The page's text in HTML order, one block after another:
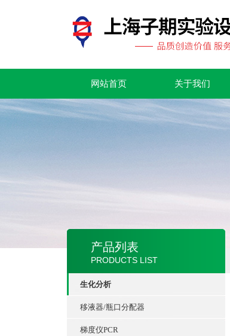
网站首页 关于我们
产品列表
PRODUCTS LIST
生化分析
移液器/瓶口分配器
梯度仪PCR